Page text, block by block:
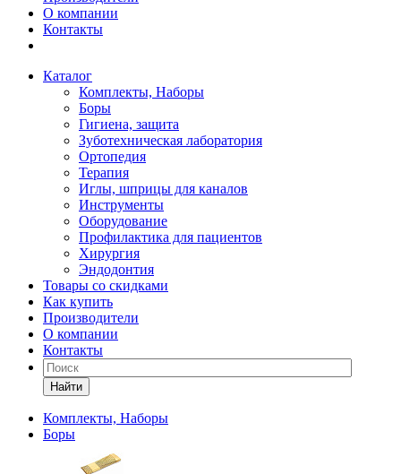
О компании
Контакты
Каталог
Комплекты, Наборы
Боры
Гигиена, защита
Зуботехническая лаборатория
Ортопедия
Терапия
Иглы, шприцы для каналов
Инструменты
Оборудование
Профилактика для пациентов
Хирургия
Эндодонтия
Товары со скидками
Как купить
Производители
О компании
Контакты
Найти
Комплекты, Наборы
Боры